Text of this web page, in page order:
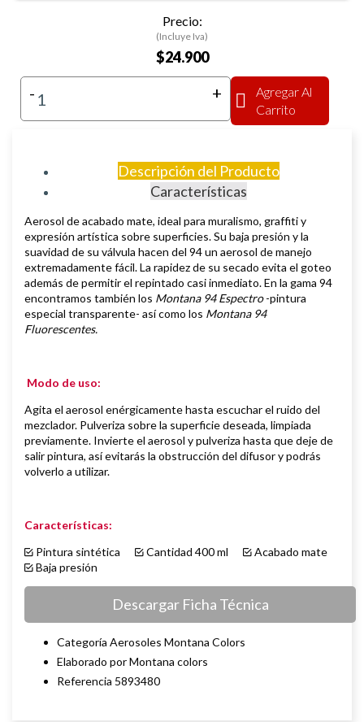
Precio:
(Incluye Iva)
$24.900
- +
Agregar Al
Carrito
Descripción del Producto
Características
Aerosol deacabado mate, ideal para muralismo, graffiti y
expresión artística sobre superficies.Su baja presión y la
suavidad de su válvula hacen del 94 un aerosol de manejo
extremadamente fácil. La rapidez de su secado evita el goteo
además de permitir el repintado casi inmediato.En la gama 94
encontramos también los Montana 94 Espectro-pintura
especial transparente- así como los Montana 94
Fluorescentes.
Modo de uso:
Agita el aerosol enérgicamente hasta escuchar el ruido del
mezclador. Pulveriza sobre la superficie deseada, limpiada
previamente. Invierte el aerosol y pulveriza hasta que deje de
salir pintura, así evitarás la obstrucción del difusor y podrás
volverlo a utilizar.
Características:
Pintura sintética
Cantidad 400 ml
Acabado mate
Baja presión
Descargar Ficha Técnica
Categoría Aerosoles Montana Colors
Elaborado por Montana colors
Referencia 5893480